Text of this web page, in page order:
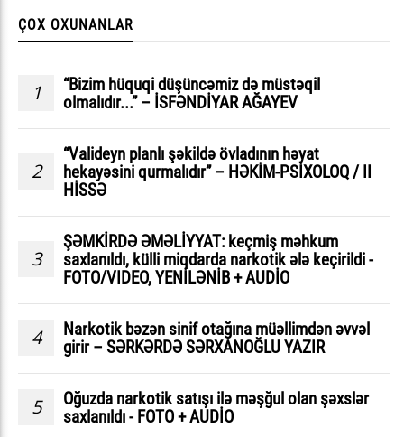
ÇOX OXUNANLAR
1
“Bizim hüquqi düşüncəmiz də müstəqil
olmalıdır...” – İSFƏNDİYAR AĞAYEV
2
“Valideyn planlı şəkildə övladının həyat
hekayəsini qurmalıdır” – HƏKİM-PSİXOLOQ / II
HİSSƏ
3
ŞƏMKİRDƏ ƏMƏLİYYAT: keçmiş məhkum
saxlanıldı, külli miqdarda narkotik ələ keçirildi -
FOTO/VIDEO, YENİLƏNİB + AUDİO
4
Narkotik bəzən sinif otağına müəllimdən əvvəl
girir – SƏRKƏRDƏ SƏRXANOĞLU YAZIR
5
Oğuzda narkotik satışı ilə məşğul olan şəxslər
saxlanıldı - FOTO + AUDİO